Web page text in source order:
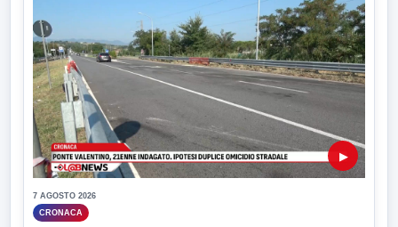
▶
7 AGOSTO 2026
CRONACA